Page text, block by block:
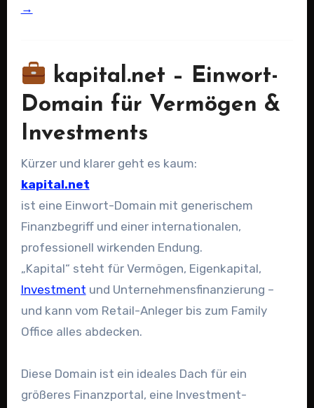
→
kapital.net – Einwort-
Domain für Vermögen &
Investments
Kürzer und klarer geht es kaum:
kapital.net
ist eine Einwort-Domain mit generischem
Finanzbegriff und einer internationalen,
professionell wirkenden Endung.
„Kapital“ steht für Vermögen, Eigenkapital,
Investment und Unternehmensfinanzierung –
und kann vom Retail-Anleger bis zum Family
Office alles abdecken.
Diese Domain ist ein ideales Dach für ein
größeres Finanzportal, eine Investment-